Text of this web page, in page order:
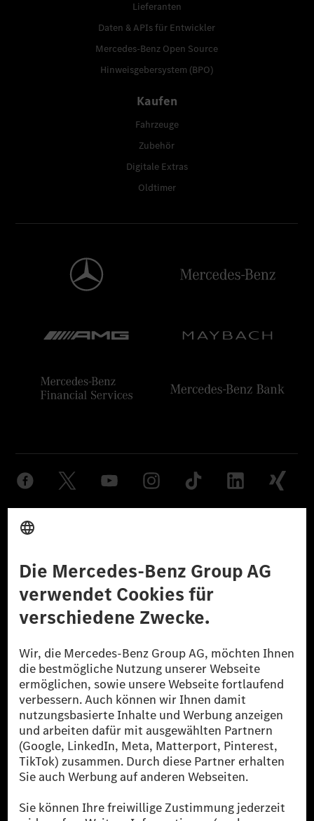
Lieferanten
Daten & APIs für Entwickler
Mercedes-Benz Open Source
Hinweisgebersystem (BPO)
Kaufen
Fahrzeuge
Zubehör
Digitale Extras
Oldtimer
© 2026 Mercedes-Benz Group AG. Alle Rechte vorbehalten.
reduzierte CO₂-Emissionen bei der Mercedes-Benz Group durch
zertifizierte Ausgleichsprojekte kompensiert werden.
[2] Renewable Charging ist ein integraler Bestandteil von MB.CHARGE
Public in Europa, den USA, Kanada und China. Sofern an der jeweiligen
Ladestation noch kein Strom aus erneuerbaren Energien vorliegt,
verwendet Renewable Charging Grünstromzertifikate*. Diese stellen
sicher, dass für Ladevorgänge über MB.CHARGE Public eine äquivalente
Strommenge aus erneuerbaren Energien ins Stromnetz eingespeist wird.
Sie stammen ausschließlich aus Wind- und Solarkraftanlagen, die jünger
als sechs Jahre sind.
* Inkl. EKOenergy Ökolabel
* Die angegebenen Werte wurden nach dem vorgeschriebenen
Messverfahren WLTP (Worldwide harmonised Light vehicles Test